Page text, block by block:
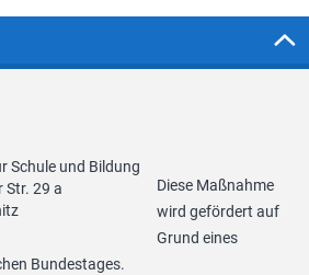
Schule und Bildung
Str. 29 a
Diese Maßnahme
wird gefördert auf
Grund eines
Bundestages.